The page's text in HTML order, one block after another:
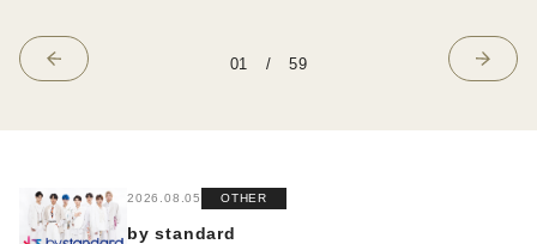
01 / 59
2026.08.05 OTHER
by standard